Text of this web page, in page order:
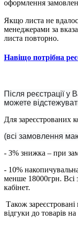
оформлення
Якщо листа не
менеджерами за
листа повторно.
Навіщо потрібна
Після реєстрації у
можете
Для зареєстрованих
(всі замовлення
- 3% знижка – при
- 10%
менше 18000грн. Всі
кабінет.
Також
відгуки до товарів на